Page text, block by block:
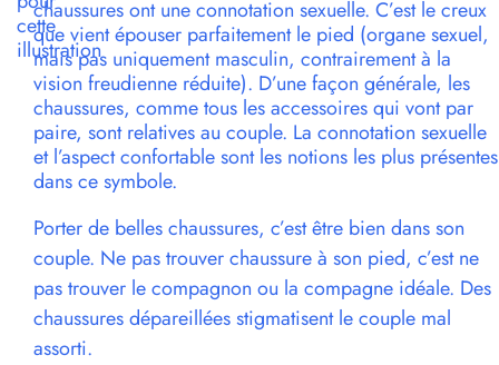
chaussures ont une connotation sexuelle. C’est le creux
que vient épouser parfaitement le pied (organe sexuel,
mais pas uniquement masculin, contrairement à la
vision freudienne réduite). D’une façon générale, les
chaussures, comme tous les accessoires qui vont par
paire, sont relatives au couple. La connotation sexuelle
et l’aspect confortable sont les notions les plus présentes
dans ce symbole.
Porter de belles chaussures, c’est être bien dans son
couple. Ne pas trouver chaussure à son pied, c’est ne
pas trouver le compagnon ou la compagne idéale. Des
chaussures dépareillées stigmatisent le couple mal
assorti.
cette
illustration